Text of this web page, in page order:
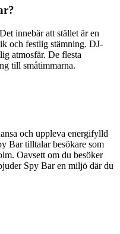
innebär att stället är en
och festlig stämning. DJ-
atmosfär. De flesta
till småtimmarna.
och uppleva energifylld
Bar tilltalar besökare som
Oavsett om du besöker
Spy Bar en miljö där du